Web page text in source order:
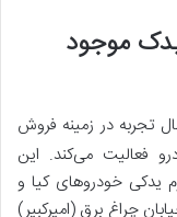
موجود
از ۱۰ سال تجربه در زمینه فروش
فعالیت می‌کند. این
یدکی خودروهای کیا و
چراغ برق (امیرکبیر)